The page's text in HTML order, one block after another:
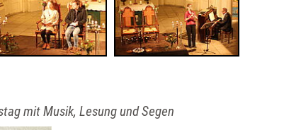
mit Musik, Lesung und Segen